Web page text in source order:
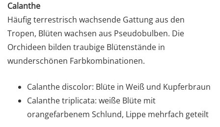
Calanthe
Häufig terrestrisch wachsende Gattung aus den
Tropen, Blüten wachsen aus Pseudobulben. Die
Orchideen bilden traubige Blütenstände in
wunderschönen Farbkombinationen.
Calanthe discolor: Blüte in Weiß und Kupferbraun
Calanthe triplicata: weiße Blüte mit
orangefarbenem Schlund, Lippe mehrfach geteilt